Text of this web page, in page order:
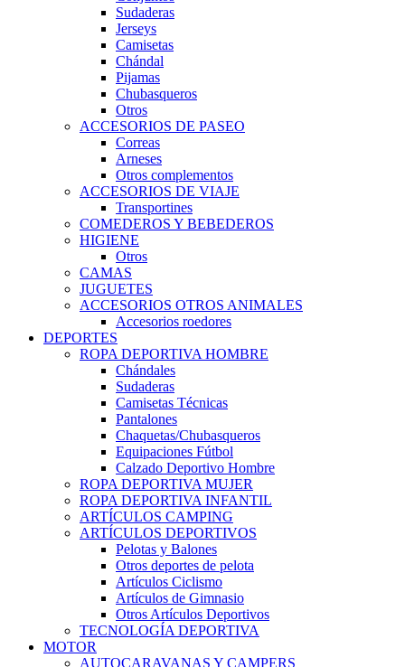
Sudaderas
Jerseys
Camisetas
Chándal
Pijamas
Chubasqueros
Otros
ACCESORIOS DE PASEO
Correas
Arneses
Otros complementos
ACCESORIOS DE VIAJE
Transportines
COMEDEROS Y BEBEDEROS
HIGIENE
Otros
CAMAS
JUGUETES
ACCESORIOS OTROS ANIMALES
Accesorios roedores
DEPORTES
ROPA DEPORTIVA HOMBRE
Chándales
Sudaderas
Camisetas Técnicas
Pantalones
Chaquetas/Chubasqueros
Equipaciones Fútbol
Calzado Deportivo Hombre
ROPA DEPORTIVA MUJER
ROPA DEPORTIVA INFANTIL
ARTÍCULOS CAMPING
ARTÍCULOS DEPORTIVOS
Pelotas y Balones
Otros deportes de pelota
Artículos Ciclismo
Artículos de Gimnasio
Otros Artículos Deportivos
TECNOLOGÍA DEPORTIVA
MOTOR
AUTOCARAVANAS Y CAMPERS